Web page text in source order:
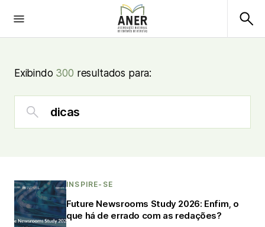
Exibindo 300 resultados para:
INSPIRE-SE
Future Newsrooms Study 2026: Enfim, o
que há de errado com as redações?